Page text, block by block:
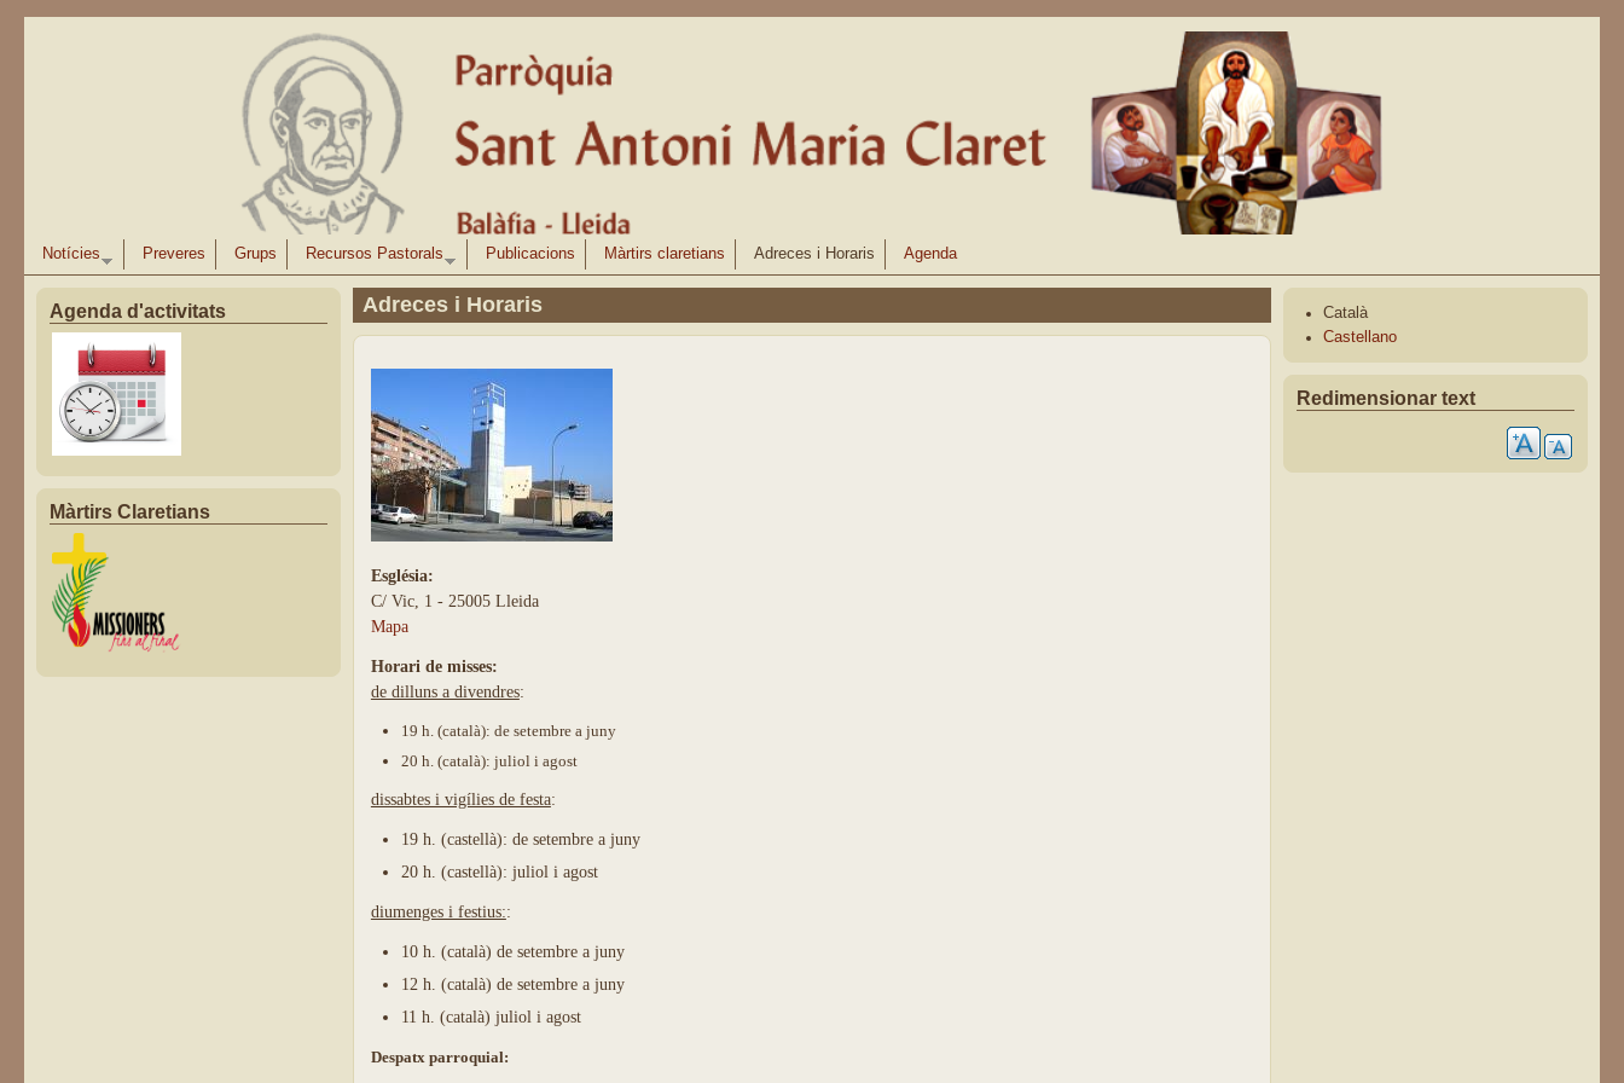
Notícies Preveres Grups Recursos Pastorals Publicacions Màrtirs claretians Adreces i Horaris Agenda
Agenda d'activitats
Màrtirs Claretians
Adreces i Horaris
Església:
C/ Vic, 1 - 25005 Lleida
Mapa
Horari de misses:
de dilluns a divendres:
19 h. (català): de setembre a juny
20 h. (català): juliol i agost
dissabtes i vigílies de festa:
19 h. (castellà): de setembre a juny
20 h. (castellà): juliol i agost
diumenges i festius::
10 h. (català) de setembre a juny
12 h. (català) de setembre a juny
11 h. (català) juliol i agost
Despatx parroquial:
Català
Castellano
Redimensionar text